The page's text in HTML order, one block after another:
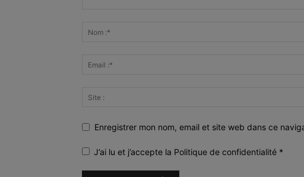
Enregistrer mon nom, email et site web dans ce
J’ai lu et j’accepte la Politique de confidentialité *